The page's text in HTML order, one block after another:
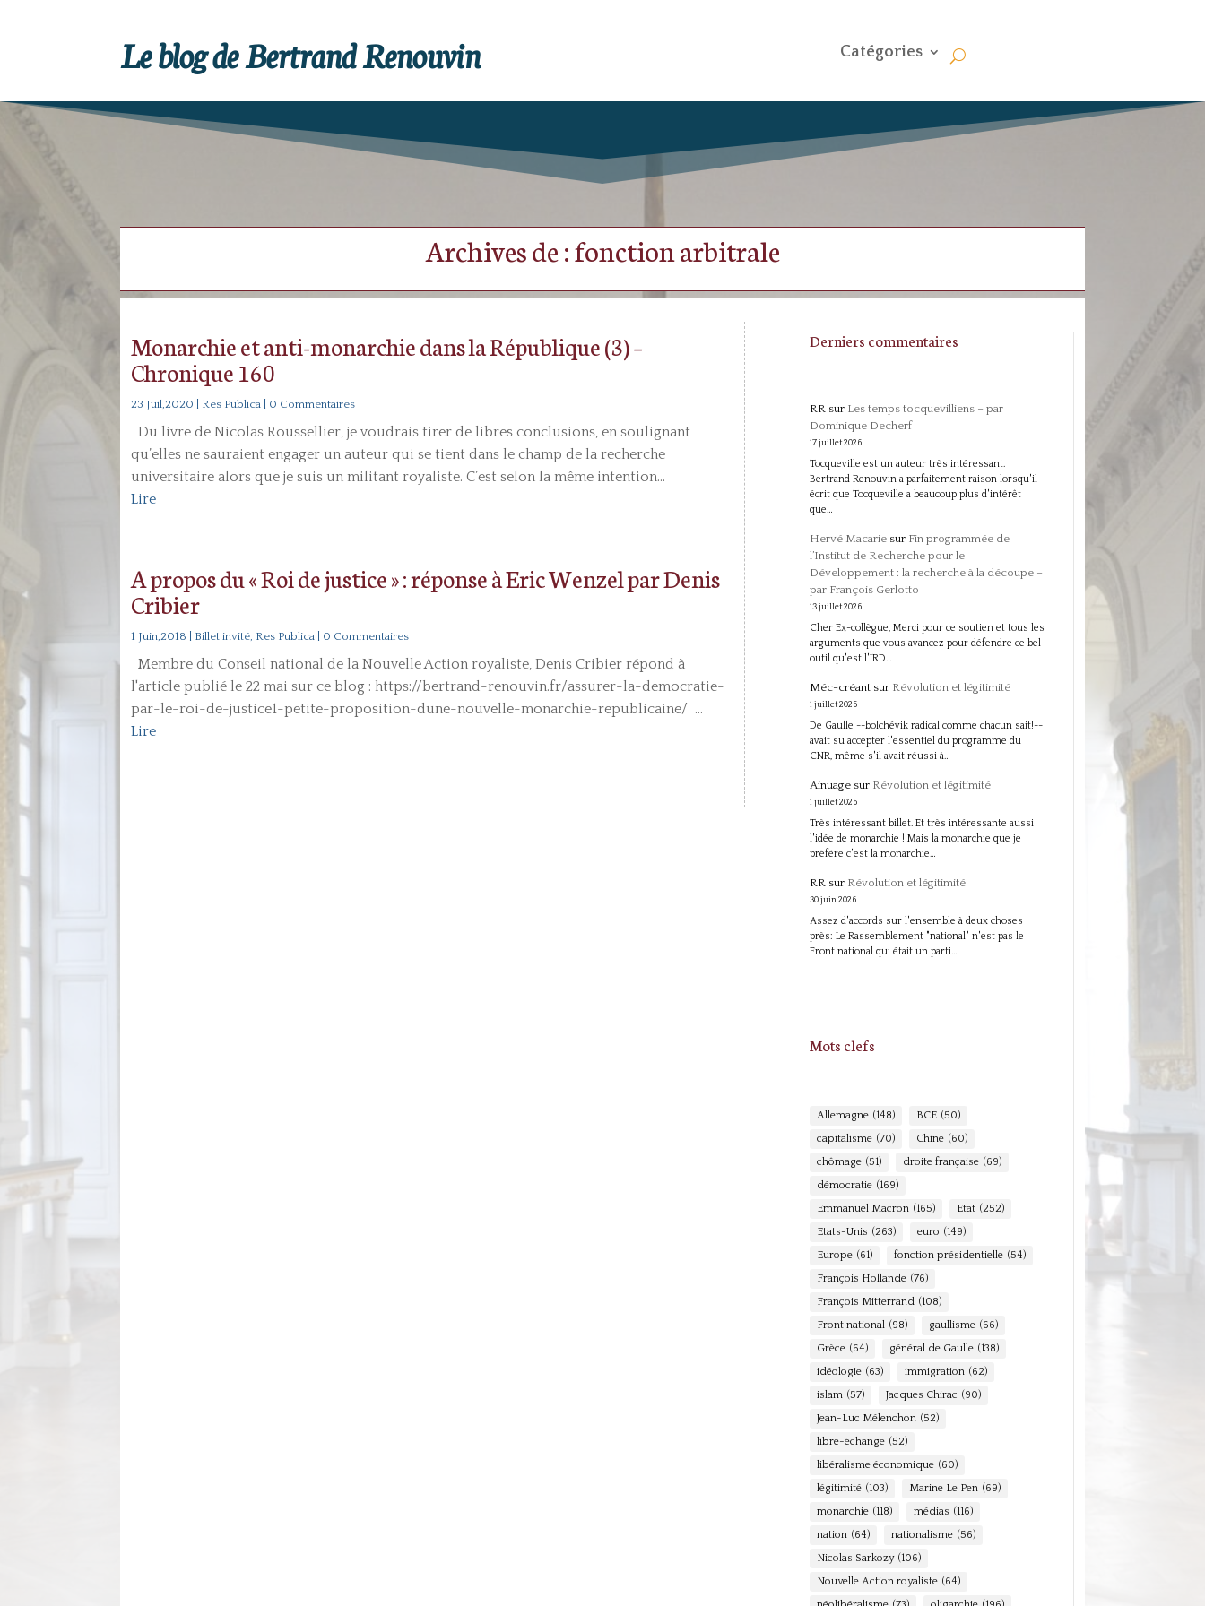
Le blog de Bertrand Renouvin Catégories
Archives de : fonction arbitrale
Monarchie et anti-monarchie dans la République (3) –
Chronique 160
23 Juil,2020 Res Publica | 0 Commentaires
Du livre de Nicolas Roussellier, je voudrais tirer de libres conclusions, en soulignant
qu’elles ne sauraient engager un auteur qui se tient dans le champ de la recherche
universitaire alors que je suis un militant royaliste. C’est selon la même intention...
Lire
A propos du « Roi de justice » : réponse à Eric Wenzel par Denis
Cribier
1 Juin,2018 Billet invité Res Publica | 0 Commentaires
Membre du Conseil national de la Nouvelle Action royaliste, Denis Cribier répond à
l'article publié le 22 mai sur ce blog : https://bertrand-renouvin.fr/assurer-la-democratie-
par-le-roi-de-justice1-petite-proposition-dune-nouvelle-monarchie-republicaine/ ...
Lire
Derniers commentaires
RRsur Les temps tocquevilliens – par
Dominique Decherf
17 juillet 2026
Tocqueville est un auteur très intéressant.
Bertrand Renouvin a parfaitement raison lorsqu'il
écrit que Tocqueville a beaucoup plus d'intérêt
que…
Hervé Macariesur Fin programmée de
l’Institut de Recherche pour le
Développement : la recherche à la découpe –
par François Gerlotto
13 juillet 2026
Cher Ex-collègue, Merci pour ce soutien et tous les
arguments que vous avancez pour défendre ce bel
outil qu'est l'IRD…
Méc-créantsur Révolution et légitimité
1 juillet 2026
De Gaulle --bolchévik radical comme chacun sait!--
avait su accepter l'essentiel du programme du
CNR, même s'il avait réussi à…
Ainuagesur Révolution et légitimité
1 juillet 2026
Très intéressant billet. Et très intéressante aussi
l'idée de monarchie ! Mais la monarchie que je
préfère c'est la monarchie…
RRsur Révolution et légitimité
30 juin 2026
Assez d'accords sur l'ensemble à deux choses
près: Le Rassemblement "national" n'est pas le
Front national qui était un parti…
Mots clefs
Allemagne (148) BCE (50)
capitalisme (70) Chine (60)
chômage (51) droite française (69)
démocratie (169)
Emmanuel Macron (165) Etat (252)
Etats-Unis (263) euro (149)
Europe (61) fonction présidentielle (54)
François Hollande (76)
François Mitterrand (108)
Front national (98) gaullisme (66)
Grèce (64) général de Gaulle (138)
idéologie (63) immigration (62)
islam (57) Jacques Chirac (90)
Jean-Luc Mélenchon (52)
libre-échange (52)
libéralisme économique (60)
légitimité (103) Marine Le Pen (69)
monarchie (118) médias (116)
nation (64) nationalisme (56)
Nicolas Sarkozy (106)
Nouvelle Action royaliste (64)